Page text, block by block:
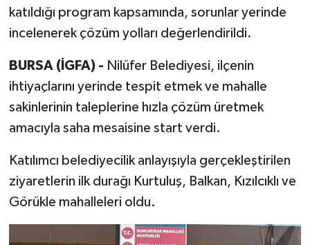
katıldığı program kapsamında, sorunlar yerinde
incelenerek çözüm yolları değerlendirildi.
BURSA (İGFA) - Nilüfer Belediyesi, ilçenin
ihtiyaçlarını yerinde tespit etmek ve mahalle
sakinlerinin taleplerine hızla çözüm üretmek
amacıyla saha mesaisine start verdi.
Katılımcı belediyecilik anlayışıyla gerçekleştirilen
ziyaretlerin ilk durağı Kurtuluş, Balkan, Kızılcıklı ve
Görükle mahalleleri oldu.